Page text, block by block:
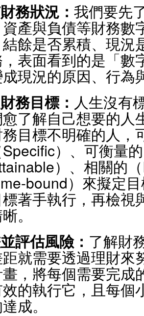
務狀況： 我們要先
產與負債等財務數
餘是否累積、現況
表面看到的是「數
現況的原因、行為
務目標： 人生沒有
了解自己想要的人
目標不明確的人，
）、可衡量
）、相關的
bound）來擬定
著手執行，再檢視
。
評估風險： 了解財
就需要透過理財來
，將每個需要完成
的執行它，且每個
成。